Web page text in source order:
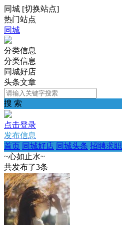
同城 [切换站点]
热门站点
同城
分类信息
分类信息
同城好店
头条文章
搜 索
点击登录
发布信息
首页 同城好店 同城头条 招聘求职
~心如止水~
共发布了3条